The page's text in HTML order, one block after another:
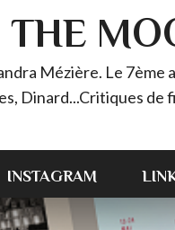
THE
Mézière. Le
Dinard...Critiques de
INSTAGRAM